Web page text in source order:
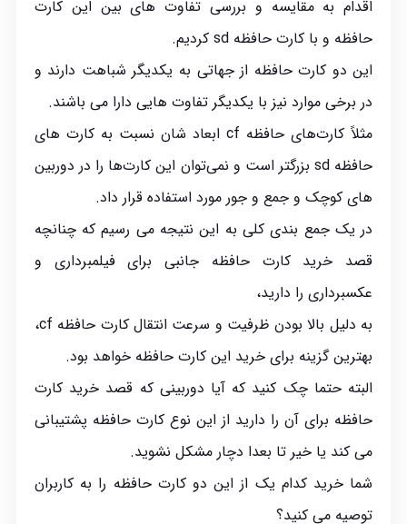
اقدام به مقایسه و بررسی تفاوت های بین این کارت
حافظه و با کارت حافظه sd کردیم.
این دو کارت حافظه از جهاتی به یکدیگر شباهت دارند و
در برخی موارد نیز با یکدیگر تفاوت هایی دارا می باشند.
مثلاً کارت‌های حافظه cf ابعاد شان نسبت به کارت‌ های
حافظه sd بزرگتر است و نمی‌توان این کارت‌ها را در دوربین
های کوچک و جمع و جور مورد استفاده قرار داد.
در یک جمع بندی کلی به این نتیجه می رسیم که چنانچه
قصد خرید کارت حافظه جانبی برای فیلمبرداری و
عکسبرداری را دارید،
به دلیل بالا بودن ظرفیت و سرعت انتقال کارت حافظه cf،
بهترین گزینه برای خرید این کارت حافظه خواهد بود.
البته حتما چک کنید که آیا دوربینی که قصد خرید کارت
حافظه برای آن را دارید از این نوع کارت حافظه پشتیبانی
می کند یا خیر تا بعدا دچار مشکل نشوید.
شما خرید کدام یک از این دو کارت حافظه را به کاربران
توصیه می کنید؟